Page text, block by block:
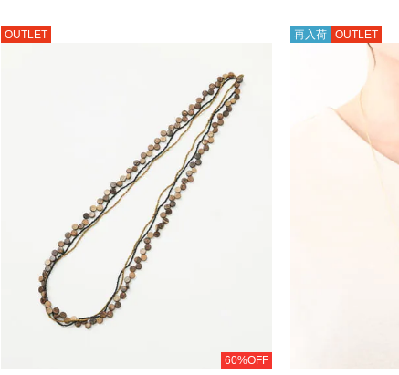
OUTLET
60%OFF
再入荷 OUTLET